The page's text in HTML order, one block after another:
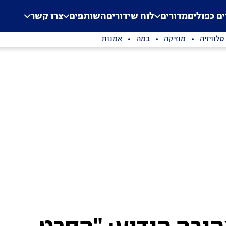
Application error: a
. כפוליםמדורים לוח שידוריםהשותפים צרו קשר
טלוויזיה מוזיקה במה אמנות